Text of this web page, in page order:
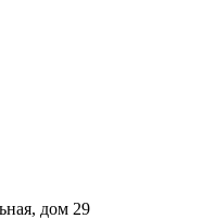
дом 29